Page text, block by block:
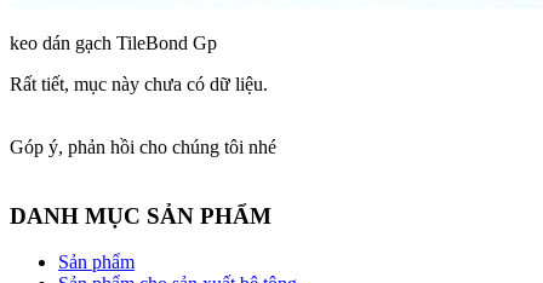
keo dán gạch TileBond Gp
Rất tiết, mục này chưa có dữ liệu.
Góp ý, phản hồi cho chúng tôi nhé
DANH MỤC SẢN PHẨM
Sản phẩm